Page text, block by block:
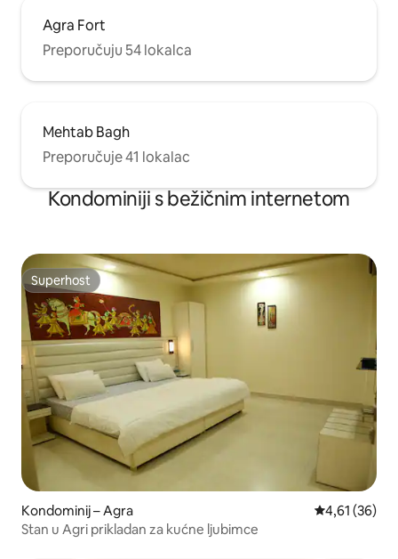
Agra Fort
Preporučuju 54 lokalca
Mehtab Bagh
Preporučuje 41 lokalac
Kondominiji s bežičnim internetom
Superhost
Superhost
Kondominij – Agra Prosječna
4,61 (36)
Stan u Agri prikladan za kućne ljubimce